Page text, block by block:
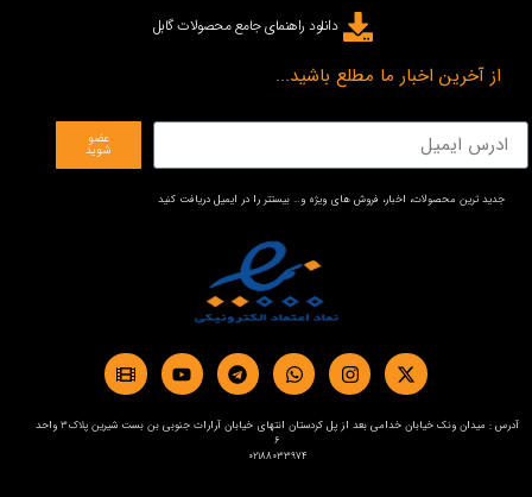
دانلود راهنمای جامع محصولات گابل
از آخرین اخبار ما مطلع باشید...
عضو
شوید
جدید ترین محصولات، اخبار، فروش های ویژه و… بیستتر را در ایمیل دریافت کنید
آدرس : میدان ونک خیابان خدامی بعد از پل کردستان انتهای خیابان آرارات جنوبی بن بست شیرین پلاک3 واحد
6
02188033974